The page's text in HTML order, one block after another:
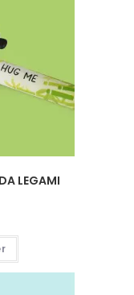
LEGAMI